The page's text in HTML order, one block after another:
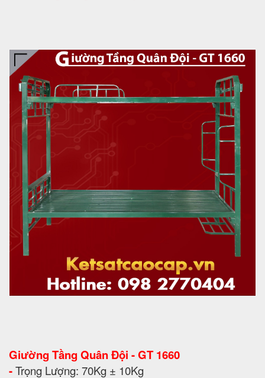
Giường Tầng Quân Đội - GT 1660
-Trọng Lượng: 70Kg ± 10Kg